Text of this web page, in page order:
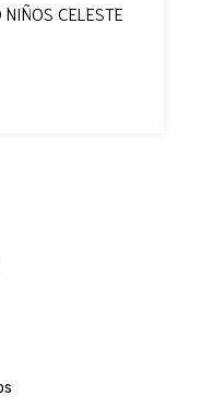
CELESTE